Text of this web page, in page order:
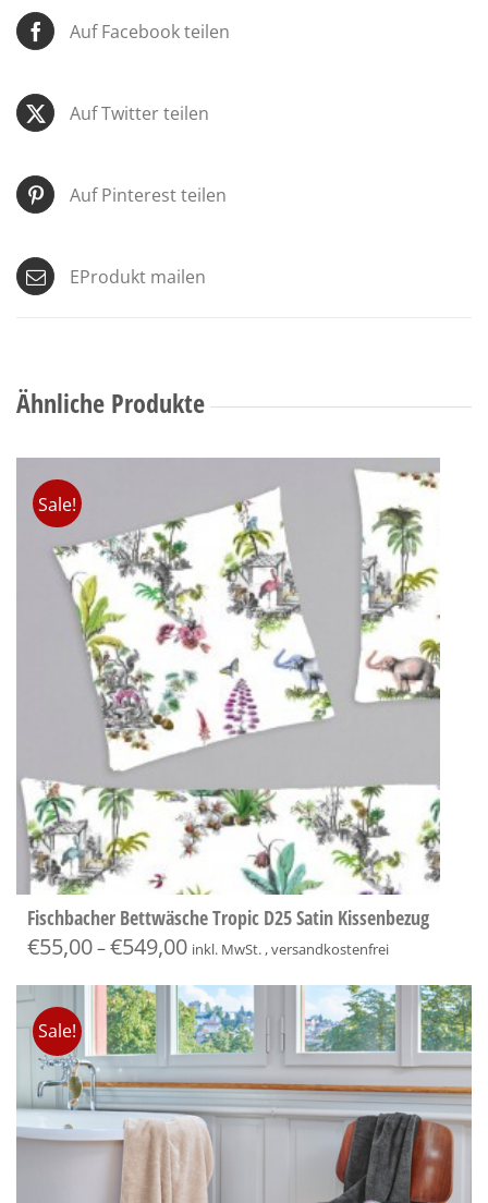
Auf Facebook teilen
Auf Twitter teilen
Auf Pinterest teilen
EProdukt mailen
Ähnliche Produkte
Sale!
Fischbacher Bettwäsche Tropic D25 Satin Kissenbezug
€55,00–€549,00 inkl. MwSt. , versandkostenfrei
Sale!